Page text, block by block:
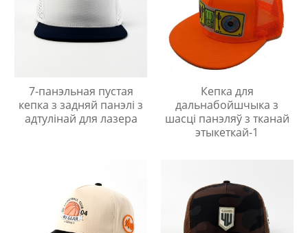
7-панэльная пустая
кепка з задняй панэлі з
адтулінай для лазера
Кепка для
дальнабойшчыка з
шасці панэляў з тканай
этыкеткай-1